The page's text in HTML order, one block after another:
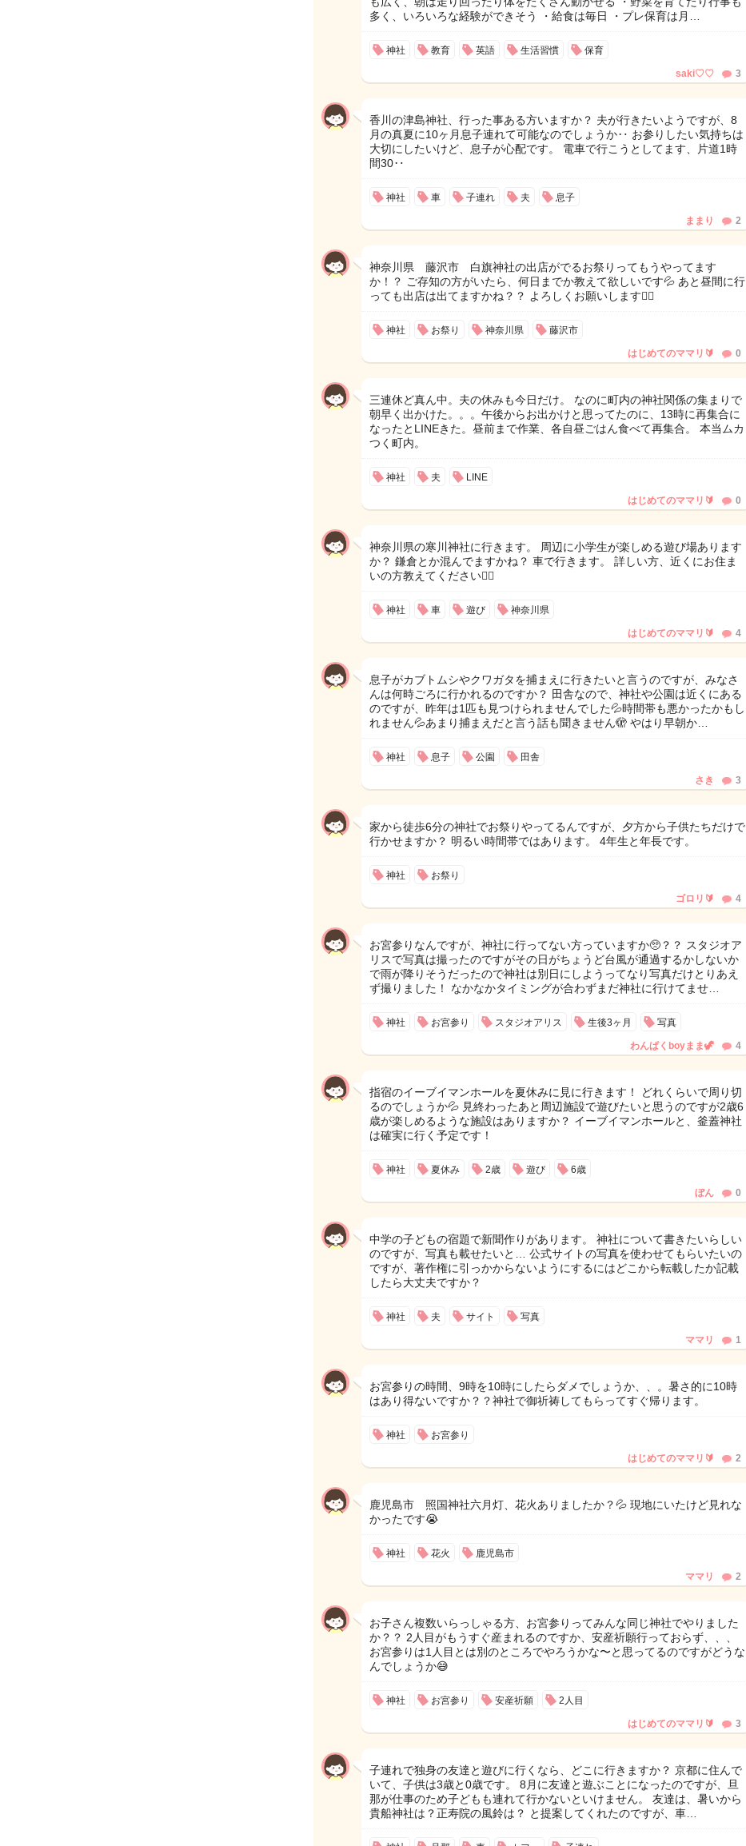
多く、いろいろな経験ができそう ・給食は毎日 ・プレ保育は月…
神社 教育 英語 生活習慣 保育
saki♡♡ 3
香川の津島神社、行った事ある方いますか？ 夫が行きたいようですが、8
月の真夏に10ヶ月息子連れて可能なのでしょうか‥ お参りしたい気持ちは
大切にしたいけど、息子が心配です。 電車で行こうとしてます、片道1時
間30‥
神社 車 子連れ 夫 息子
ままり 2
神奈川県 藤沢市 白旗神社の出店がでるお祭りってもうやってます
か！？ ご存知の方がいたら、何日までか教えて欲しいです💦 あと昼間に行
っても出店は出てますかね？？ よろしくお願いします🙇‍♀️
神社 お祭り 神奈川県 藤沢市
はじめてのママリ🔰 0
三連休ど真ん中。夫の休みも今日だけ。 なのに町内の神社関係の集まりで
朝早く出かけた。。。午後からお出かけと思ってたのに、13時に再集合に
なったとLINEきた。昼前まで作業、各自昼ごはん食べて再集合。 本当ムカ
つく町内。
神社 夫 LINE
はじめてのママリ🔰 0
神奈川県の寒川神社に行きます。 周辺に小学生が楽しめる遊び場あります
か？ 鎌倉とか混んでますかね？ 車で行きます。 詳しい方、近くにお住ま
いの方教えてください🙇‍♀️
神社 車 遊び 神奈川県
はじめてのママリ🔰 4
息子がカブトムシやクワガタを捕まえに行きたいと言うのですが、みなさ
んは何時ごろに行かれるのですか？ 田舎なので、神社や公園は近くにある
のですが、昨年は1匹も見つけられませんでした💦時間帯も悪かったかもし
れません💦あまり捕まえだと言う話も聞きません🫣 やはり早朝か…
神社 息子 公園 田舎
さき 3
家から徒歩6分の神社でお祭りやってるんですが、夕方から子供たちだけで
行かせますか？ 明るい時間帯ではあります。 4年生と年長です。
神社 お祭り
ゴロリ🔰 4
お宮参りなんですが、神社に行ってない方っていますか🥺？？ スタジオア
リスで写真は撮ったのですがその日がちょうど台風が通過するかしないか
で雨が降りそうだったので神社は別日にしようってなり写真だけとりあえ
ず撮りました！ なかなかタイミングが合わずまだ神社に行けてませ…
神社 お宮参り スタジオアリス 生後3ヶ月 写真
わんぱくboyまま🦖 4
指宿のイーブイマンホールを夏休みに見に行きます！ どれくらいで周り切
るのでしょうか💦 見終わったあと周辺施設で遊びたいと思うのですが2歳6
歳が楽しめるような施設はありますか？ イーブイマンホールと、釜蓋神社
は確実に行く予定です！
神社 夏休み 2歳 遊び 6歳
ぼん 0
中学の子どもの宿題で新聞作りがあります。 神社について書きたいらしい
のですが、写真も載せたいと… 公式サイトの写真を使わせてもらいたいの
ですが、著作権に引っかからないようにするにはどこから転載したか記載
したら大丈夫ですか？
神社 夫 サイト 写真
ママリ 1
お宮参りの時間、9時を10時にしたらダメでしょうか、、。暑さ的に10時
はあり得ないですか？？神社で御祈祷してもらってすぐ帰ります。
神社 お宮参り
はじめてのママリ🔰 2
鹿児島市 照国神社六月灯、花火ありましたか？💦 現地にいたけど見れな
かったです😭
神社 花火 鹿児島市
ママリ 2
お子さん複数いらっしゃる方、お宮参りってみんな同じ神社でやりました
か？？ 2人目がもうすぐ産まれるのですか、安産祈願行っておらず、、、
お宮参りは1人目とは別のところでやろうかな〜と思ってるのですがどうな
んでしょうか😅
神社 お宮参り 安産祈願 2人目
はじめてのママリ🔰 3
子連れで独身の友達と遊びに行くなら、どこに行きますか？ 京都に住んで
いて、子供は3歳と0歳です。 8月に友達と遊ぶことになったのですが、旦
那が仕事のため子どもも連れて行かないといけません。 友達は、暑いから
貴船神社は？正寿院の風鈴は？ と提案してくれたのですが、車…